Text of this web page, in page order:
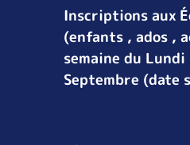
Inscriptions aux
(enfants , ados ,
semaine du
Septembre (date